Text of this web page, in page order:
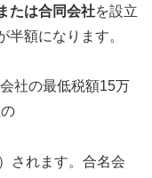
たは合同会社を設立
額になります。
社の最低税額15万
されます。合名会